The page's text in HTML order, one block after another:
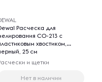
Расческа для
CO-213 с
хвостиком,
25 см
и щетки
Нет в наличии